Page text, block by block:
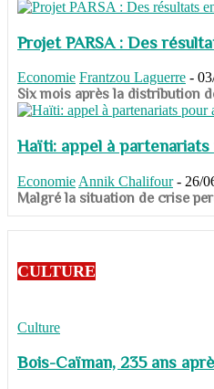
Projet PARSA : Des
Economie Frantzou Laguerre -
​​​​​​​Six mois après la distribution
Haïti: appel à
Economie Annik Chalifour - 26/
​​​​​​​Malgré la situation de crise
CULTURE
Culture
Bois-Caïman, 235 ans